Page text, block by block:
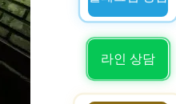
라인 상담